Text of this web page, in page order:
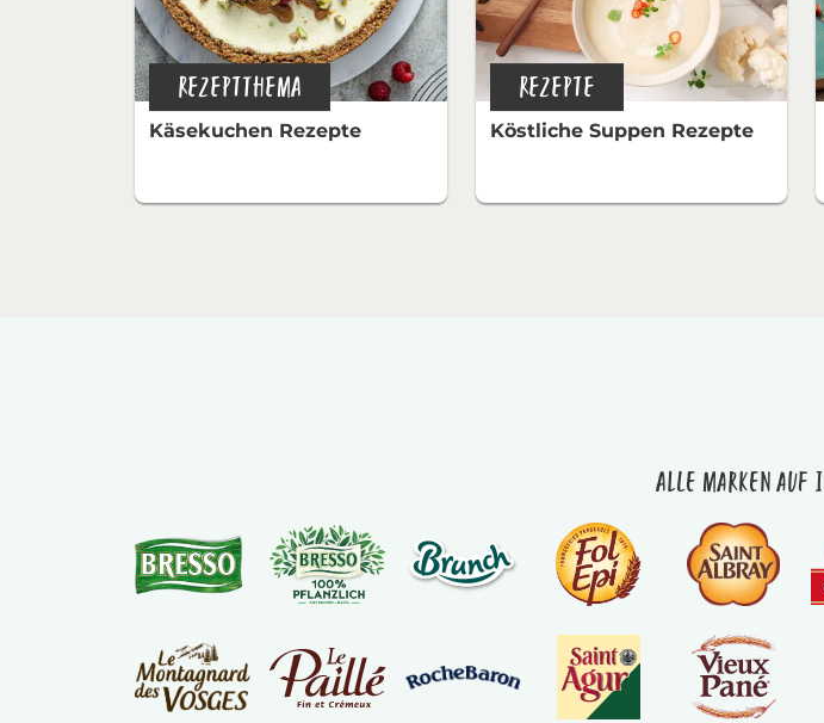
REZEPTTHEMA
Käsekuchen Rezepte
REZEPTE
Köstliche Suppen Rezepte
Alle Marken auf